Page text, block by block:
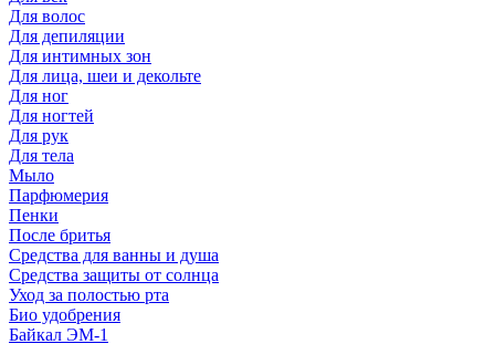
Для волос
Для депиляции
Для интимных зон
Для лица, шеи и декольте
Для ног
Для ногтей
Для рук
Для тела
Мыло
Парфюмерия
Пенки
После бритья
Средства для ванны и душа
Средства защиты от солнца
Уход за полостью рта
Био удобрения
Байкал ЭМ-1